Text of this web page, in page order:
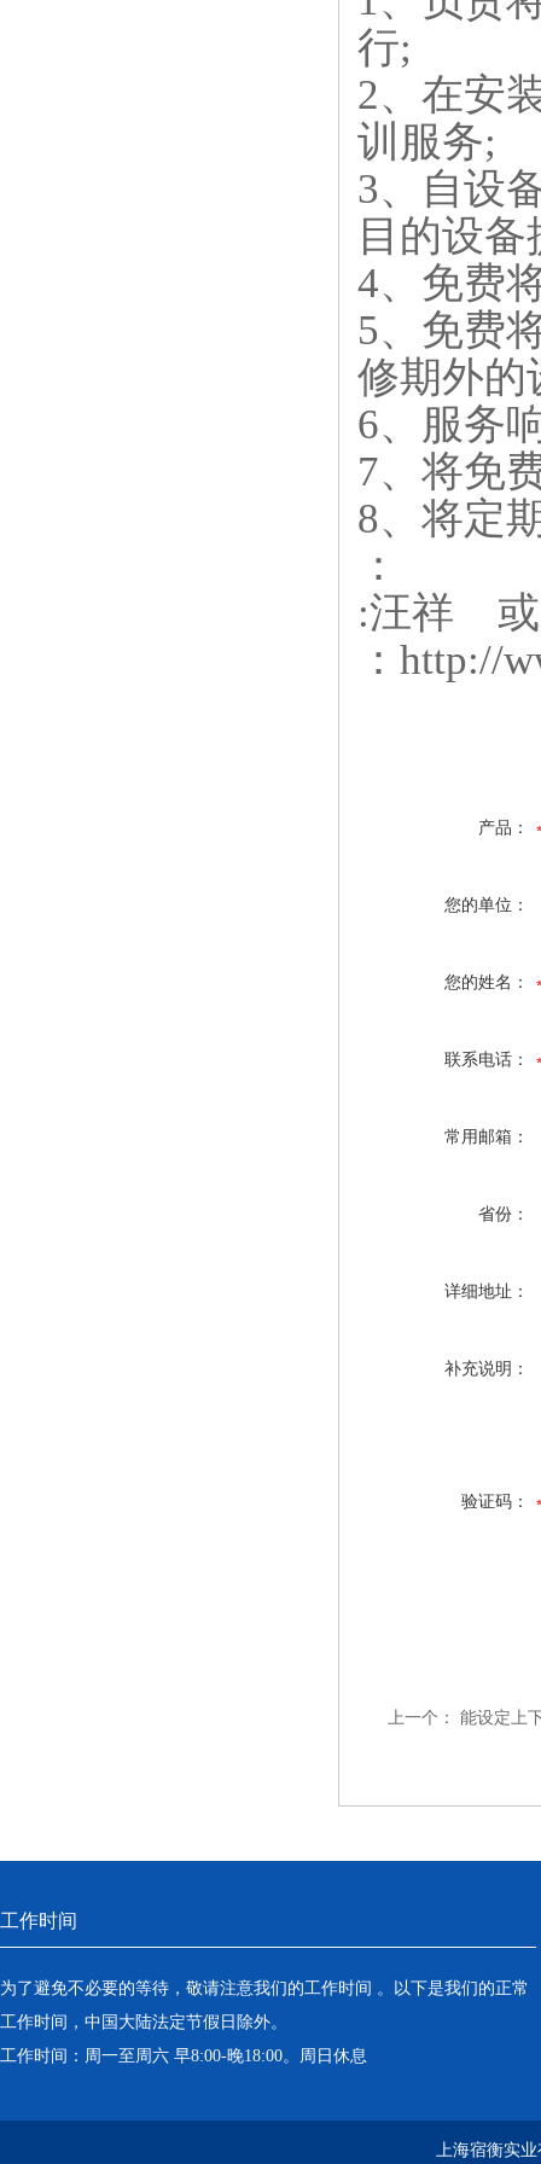
行;
2、在安
训服务;
3、自设
目的设
4、免费
5、免费
修期外的
6、服务
7、将免
8、将定
：
:汪祥 或
：http://
产品：
您的单位：
您的姓名：
联系电话：
常用邮箱：
省份：
详细地址：
补充说明：
验证码：
上一个： 能设定上
工作时间
为了避免不必要的等待，敬请注意我们的工作时间 。以下是我们的正常
工作时间，中国大陆法定节假日除外。
工作时间：周一至周六 早8:00-晚18:00。周日休息
上海宿衡实